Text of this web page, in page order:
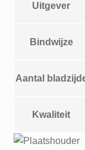
Uitgever
Bindwijze
Aantal
Kwaliteit